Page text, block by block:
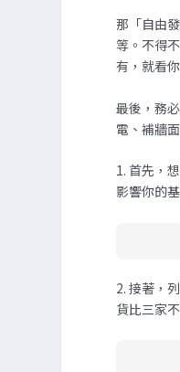
那「自由
等。不得
有，就看
最後，務
電、補牆
1. 首先，
影響你的
2. 接著，
貨比三家